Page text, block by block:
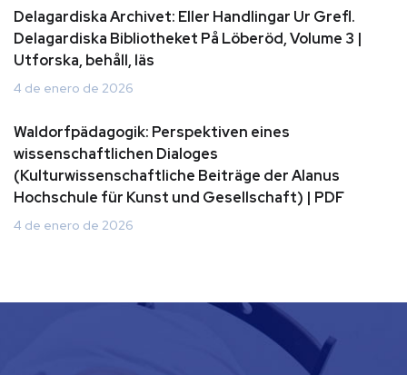
Delagardiska Archivet: Eller Handlingar Ur Grefl.
Delagardiska Bibliotheket På Löberöd, Volume 3 |
Utforska, behåll, läs
4 de enero de 2026
Waldorfpädagogik: Perspektiven eines
wissenschaftlichen Dialoges
(Kulturwissenschaftliche Beiträge der Alanus
Hochschule für Kunst und Gesellschaft) | PDF
4 de enero de 2026